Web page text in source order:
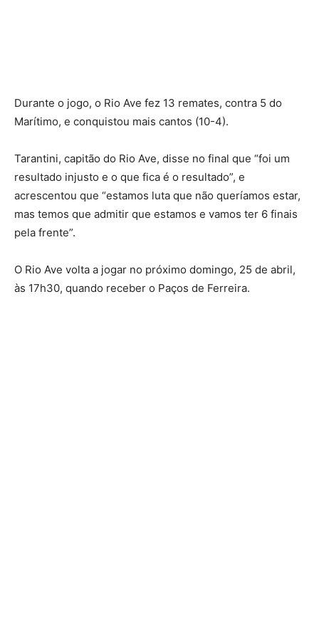
Durante o jogo, o Rio Ave fez 13 remates, contra 5 do
Marítimo, e conquistou mais cantos (10-4).
Tarantini, capitão do Rio Ave, disse no final que “foi um
resultado injusto e o que fica é o resultado”, e
acrescentou que “estamos luta que não queríamos estar,
mas temos que admitir que estamos e vamos ter 6 finais
pela frente”.
O Rio Ave volta a jogar no próximo domingo, 25 de abril,
às 17h30, quando receber o Paços de Ferreira.